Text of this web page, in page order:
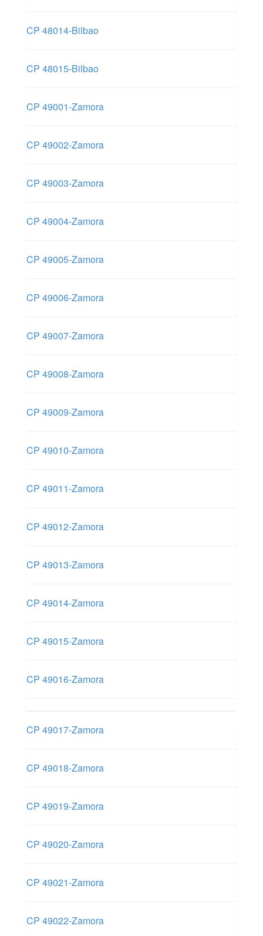
CP 48014-Bilbao
CP 48015-Bilbao
CP 49001-Zamora
CP 49002-Zamora
CP 49003-Zamora
CP 49004-Zamora
CP 49005-Zamora
CP 49006-Zamora
CP 49007-Zamora
CP 49008-Zamora
CP 49009-Zamora
CP 49010-Zamora
CP 49011-Zamora
CP 49012-Zamora
CP 49013-Zamora
CP 49014-Zamora
CP 49015-Zamora
CP 49016-Zamora
CP 49017-Zamora
CP 49018-Zamora
CP 49019-Zamora
CP 49020-Zamora
CP 49021-Zamora
CP 49022-Zamora